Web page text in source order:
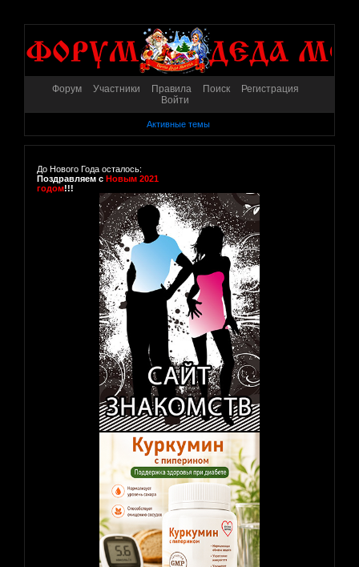
Форум Участники Правила Поиск
Регистрация
Войти
Активные темы
До Нового Года осталось:
Поздравляем с Новым 2021
годом!!!